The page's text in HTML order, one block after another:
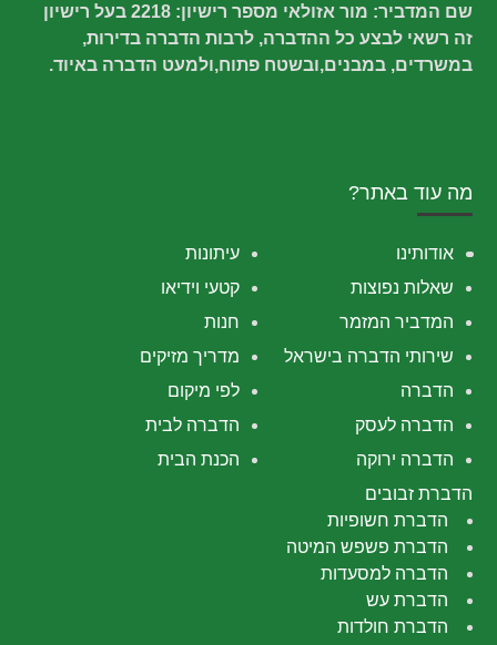
שם המדביר: מור אזולאי מספר רישיון: 2218 בעל רישיון
זה רשאי לבצע כל ההדברה, לרבות הדברה בדירות,
במשרדים, במבנים,ובשטח פתוח,ולמעט הדברה באיוד.
מה עוד באתר?
עיתונות
אודותינו
קטעי וידיאו
שאלות נפוצות
חנות
המדביר המזמר
מדריך מזיקים
שירותי הדברה בישראל
לפי מיקום
הדברה
הדברה לבית
הדברה לעסק
הכנת הבית
הדברה ירוקה
הדברת זבובים
הדברת חשופיות
הדברת פשפש המיטה
הדברה למסעדות
הדברת עש
הדברת חולדות